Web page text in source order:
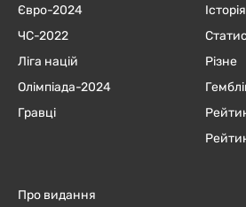
Євро-2024
ЧC-2022
Ліга націй
Олімпіада-2024
Гравці
Історія
Різне
Про видання